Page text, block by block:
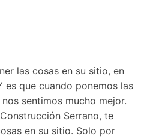
las cosas en su sitio, en
es que cuando ponemos las
sentimos mucho mejor.
Serrano, te
en su sitio. Solo por